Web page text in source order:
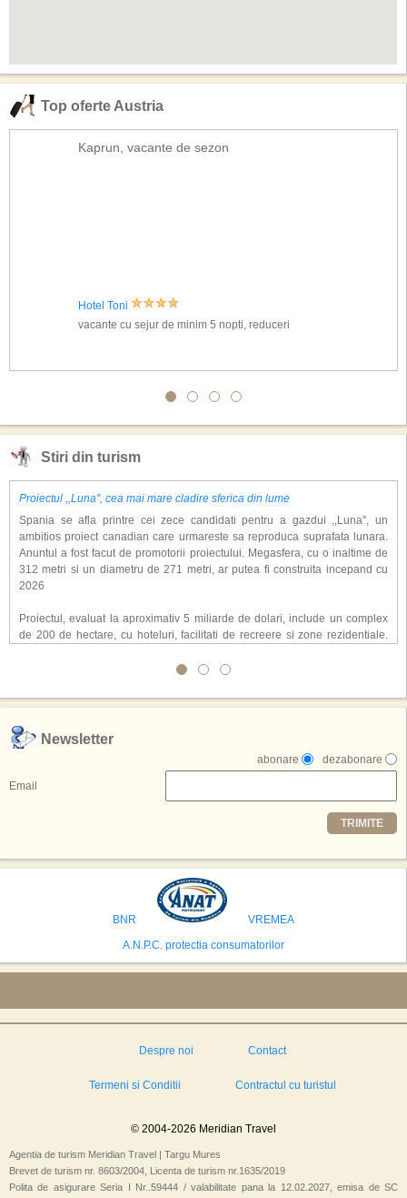
Top oferte Austria
Kaprun, vacante de sezon
Hotel Toni
vacante cu sejur de minim 5 nopti, reduceri
Stiri din turism
Proiectul ,,Luna'', cea mai mare cladire sferica din lume
Spania se afla printre cei zece candidati pentru a gazdui ,,Luna'', un
ambitios proiect canadian care urmareste sa reproduca suprafata lunara.
Anuntul a fost facut de promotorii proiectului. Megasfera, cu o inaltime de
312 metri si un diametru de 271 metri, ar putea fi construita incepand cu
2026
Proiectul, evaluat la aproximativ 5 miliarde de dolari, include un complex
de 200 de hectare, cu hoteluri, facilitati de recreere si zone rezidentiale.
atragerea a pana la 10 milioane de turisti anual. �Luna� ar putea deveni
exclusiv simularea suprafetei lunare.
,,Credem ca exista sanse mari sa anuntam nu doar o locatie, ci poate mai
multe'', a declarat Michael R. Henderson, cofondator al Moon World
Resorts, citat de Gulf News. Potrivit acestuia, 2026 ar putea deveni un an
decisiv pentru reali zarea proiectului.
Printre celelalte tari care concureaza pentru a gazdui aceasta constructie
se numara Australia, Brazilia, China, Egipt, India, Polonia, Thailanda,
avea cele mai mari sanse de a castiga licitatia. Totusi, Spania, care se
preconizeaza ca va deveni a doua cea mai vizitata tara din lume in 2025,
isi bazeaza oferta pe infrastructura turistica solida si capacitatea hoteliera."
Newsletter
dezabonare
abonare
Email
TRIMITE
BNR
VREMEA
A.N.P.C. protectia consumatorilor
Despre noi Contact
Termeni si Conditii Contractul cu turistul
© 2004-2026 Meridian Travel
Agentia de turism Meridian Travel | Targu Mures
Brevet de turism nr. 8603/2004, Licenta de turism nr.1635/2019
Polita de asigurare Seria I Nr..59444 / valabilitate pana la 12.02.2027, emisa de SC